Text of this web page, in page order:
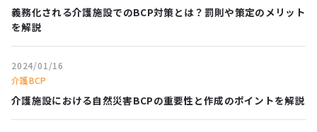
義務化される介護施設でのBCP対策とは？罰則や策定のメリット
を解説
2024/01/16
介護BCP
介護施設における自然災害BCPの重要性と作成のポイントを解説